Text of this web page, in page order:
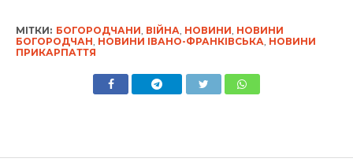
МІТКИ: БОГОРОДЧАНИ ВІЙНА НОВИНИ НОВИНИ
БОГОРОДЧАН НОВИНИ ІВАНО-ФРАНКІВСЬКА НОВИНИ
ПРИКАРПАТТЯ